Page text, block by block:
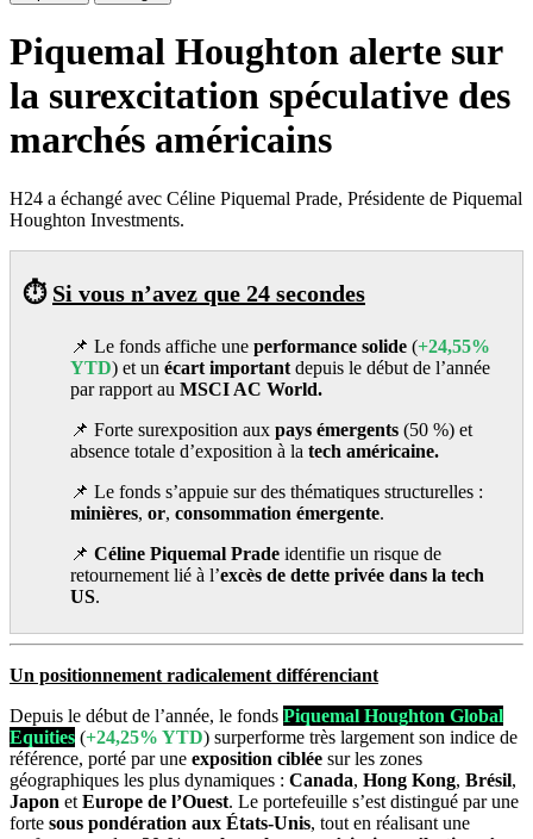
Piquemal Houghton alerte sur
la surexcitation spéculative des
marchés américains
H24 a échangé avec Céline Piquemal Prade, Présidente de Piquemal
Houghton Investments.
⏱️ Si vous n’avez que 24 secondes
📌 Le fonds affiche une performance solide (+24,55%
YTD) et un écart important depuis le début de l’année
par rapport au MSCI AC World.
📌 Forte surexposition aux pays émergents (50 %) et
absence totale d’exposition à la tech américaine.
📌 Le fonds s’appuie sur des thématiques structurelles :
minières, or, consommation émergente.
📌 Céline Piquemal Prade identifie un risque de
retournement lié à l’excès de dette privée dans la tech
US.
Un positionnement radicalement différenciant
Depuis le début de l’année, le fonds Piquemal Houghton Global
Equities (+24,25% YTD) surperforme très largement son indice de
référence, porté par une exposition ciblée sur les zones
géographiques les plus dynamiques : Canada, Hong Kong, Brésil,
Japon et Europe de l’Ouest. Le portefeuille s’est distingué par une
forte sous pondération aux États-Unis, tout en réalisant une